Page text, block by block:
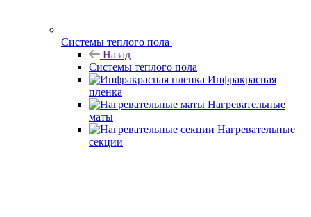
Системы теплого пола
Назад
Системы теплого пола
Инфракрасная
пленка
Нагревательные
маты
Нагревательные
секции